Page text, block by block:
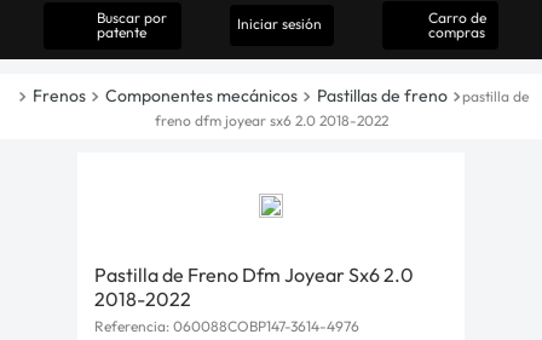
Buscar por
patente
Iniciar sesión
Carro de
compras
Frenos Componentes mecánicos Pastillas de freno
pastilla de
freno dfm joyear sx6 2.0 2018-2022
Pastilla de Freno Dfm Joyear Sx6 2.0
2018-2022
Referencia: 060088COBP147-3614-4976